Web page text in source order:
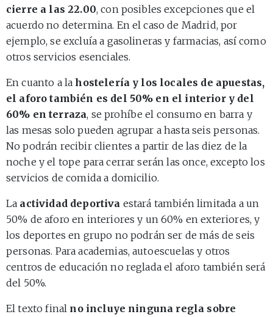
cierre a las 22.00, con posibles excepciones que el
acuerdo no determina. En el caso de Madrid, por
ejemplo, se excluía a gasolineras y farmacias, así como
otros servicios esenciales.
En cuanto a lahostelería y los locales de apuestas,
el aforo también es del 50% en el interior y del
60% en terraza, se prohíbe el consumo en barra y
las mesas solo pueden agrupar a hasta seis personas.
No podrán recibir clientes a partir de las diez de la
noche y el tope para cerrar serán las once, excepto los
servicios de comida a domicilio.
La actividad deportiva estará también limitada a un
50% de aforo en interiores y un 60% en exteriores, y
los deportes en grupo no podrán ser de más de seis
personas. Para academias, autoescuelas y otros
centros de educación no reglada el aforo también será
del 50%.
El texto final no incluye ninguna regla sobre